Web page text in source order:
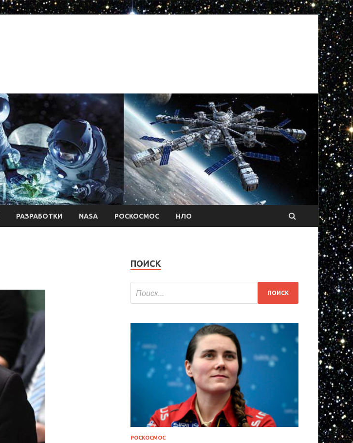
РАЗРАБОТКИ NASA РОСКОСМОС НЛО
ПОИСК
РОСКОСМОС